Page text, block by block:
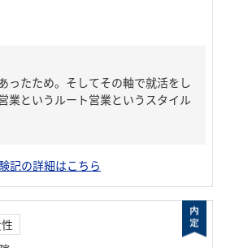
ったため。そしてその軸で就活をし
業というルート営業というスタイル
記の詳細はこちら